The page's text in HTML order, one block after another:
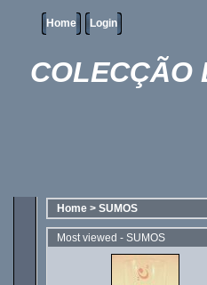
Home Login
COLECÇÃO
Home > SUMOS
Most viewed - SUMOS